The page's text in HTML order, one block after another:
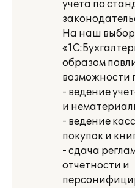
учета по
На наш
образом
возможности
- ведение
и
- ведение
покупок и
- сдача
отчетности и